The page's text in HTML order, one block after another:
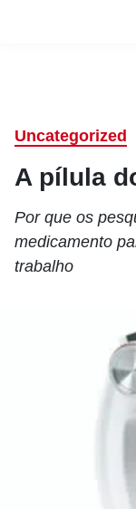
Uncategorized
A pílula
Por que os
medicamento
trabalho